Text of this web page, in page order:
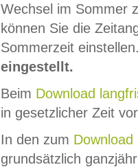
Wechsel im Sommer
können Sie die
Sommerzeit
eingestellt.
Beim Download
in gesetzlicher Zeit
In den zum Download
grundsätzlich